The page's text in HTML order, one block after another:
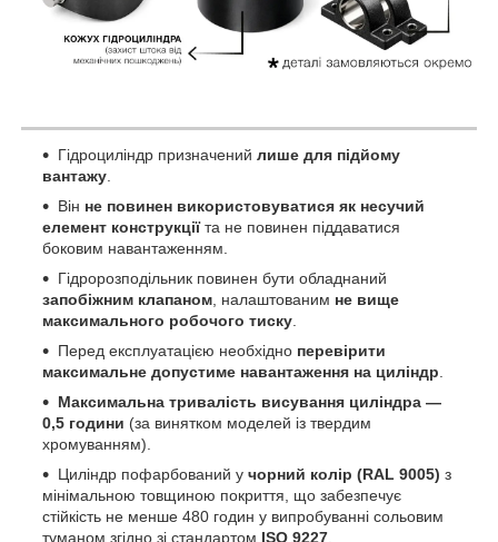
Гідроциліндр призначений лише для підйому
вантажу
Він не повинен використовуватися як несучий
елемент конструкціїта не повинен піддаватися
боковим навантаженням.
Гідророзподільник повинен бути обладнаний
запобіжним клапаном , налаштованим не вище
максимального робочого тиску
Перед експлуатацією необхідно перевірити
максимальне допустиме навантаження на циліндр
Максимальна тривалість висування циліндра —
0,5 години (за винятком моделей із твердим
хромуванням).
Циліндр пофарбований у чорний колір (RAL 9005) з
мінімальною товщиною покриття, що забезпечує
стійкість не менше 480 годин у випробуванні сольовим
туманом згідно зі стандартом ISO 9227